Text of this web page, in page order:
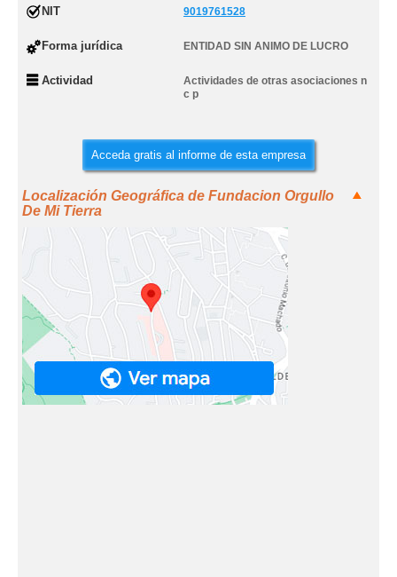
NIT 9019761528
Forma jurídica ENTIDAD SIN ANIMO DE LUCRO
Actividad
Actividades de otras asociaciones n
c p
Acceda gratis al informe de esta empresa
Localización Geográfica de Fundacion Orgullo
De Mi Tierra